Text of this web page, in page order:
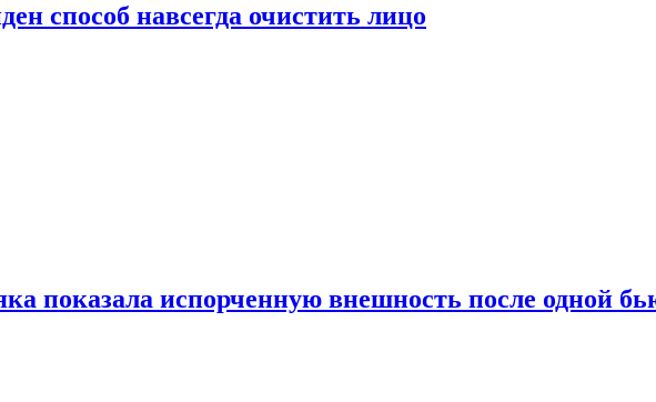
способ навсегда очистить лицо
показала испорченную внешность после одной